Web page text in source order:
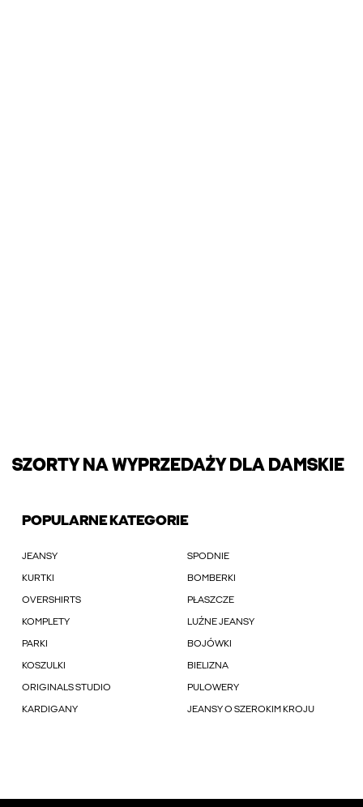
SZORTY NA WYPRZEDAŻY DLA DAMSKIE
POPULARNE KATEGORIE
JEANSY SPODNIE
KURTKI BOMBERKI
OVERSHIRTS PŁASZCZE
KOMPLETY LUŹNE JEANSY
PARKI BOJÓWKI
KOSZULKI BIELIZNA
ORIGINALS STUDIO PULOWERY
KARDIGANY JEANSY O SZEROKIM KROJU